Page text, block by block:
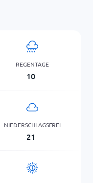
REGENTAGE
10
NIEDERSCHLAGSFREI
21